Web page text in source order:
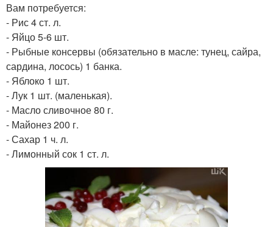
Вам потребуется:
- Рис 4 ст. л.
- Яйцо 5-6 шт.
- Рыбные консервы (обязательно в масле: тунец, сайра,
сардина, лосось) 1 банка.
- Яблоко 1 шт.
- Лук 1 шт. (маленькая).
- Масло сливочное 80 г.
- Майонез 200 г.
- Сахар 1 ч. л.
- Лимонный сок 1 ст. л.